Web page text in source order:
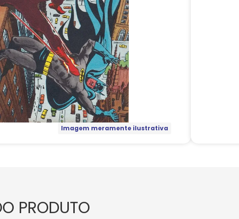
Imagem meramente ilustrativa
PRODUTO